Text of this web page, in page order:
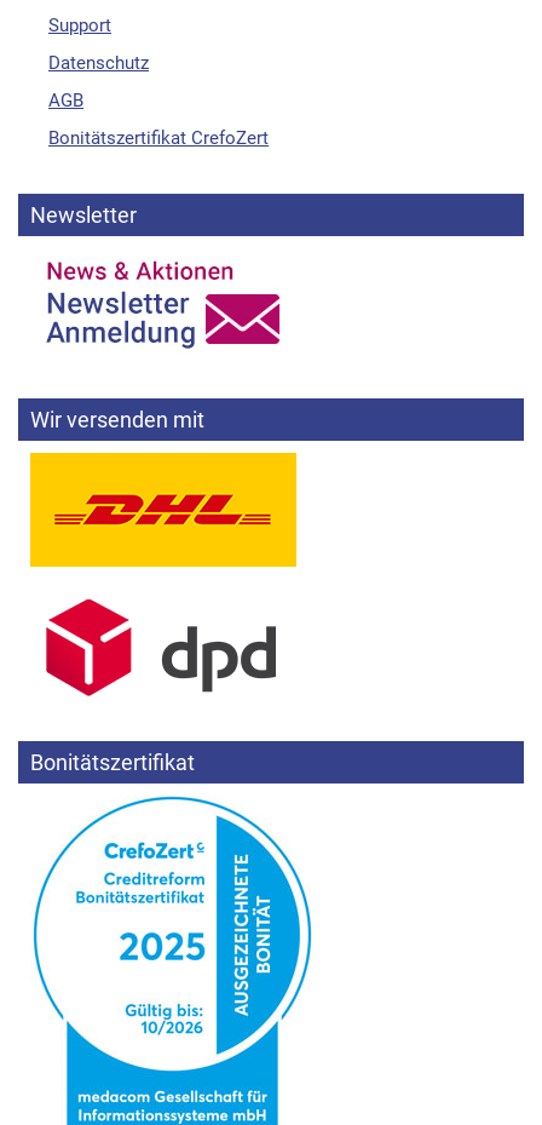
Support
Datenschutz
AGB
Bonitätszertifikat CrefoZert
Newsletter
Wir versenden mit
Bonitätszertifikat